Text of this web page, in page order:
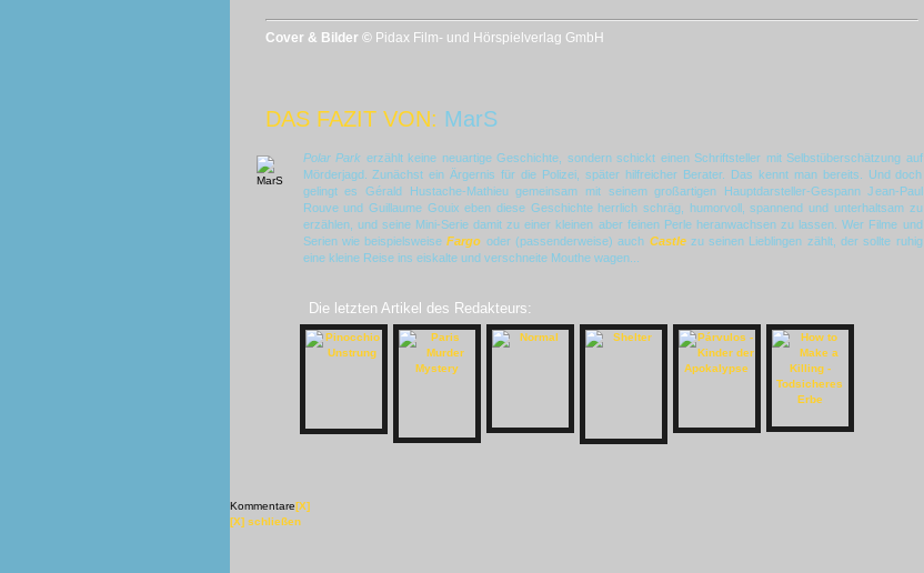
Cover & Bilder © Pidax Film- und Hörspielverlag GmbH
DAS FAZIT VON: MarS
Polar Park erzählt keine neuartige Geschichte, sondern schickt einen Schriftsteller mit Selbstüberschätzung auf
Mörderjagd. Zunächst ein Ärgernis für die Polizei, später hilfreicher Berater. Das kennt man bereits. Und doch
gelingt es Gérald Hustache-Mathieu gemeinsam mit seinem großartigen Hauptdarsteller-Gespann Jean-Paul
Rouve und Guillaume Gouix eben diese Geschichte herrlich schräg, humorvoll, spannend und unterhaltsam zu
erzählen, und seine Mini-Serie damit zu einer kleinen aber feinen Perle heranwachsen zu lassen. Wer Filme und
Serien wie beispielsweiseFargo oder (passenderweise) auch Castle zu seinen Lieblingen zählt, der sollte ruhig
eine kleine Reise ins eiskalte und verschneite Mouthe wagen...
Die letzten Artikel des Redakteurs:
Kommentare[X]
[X] schließen